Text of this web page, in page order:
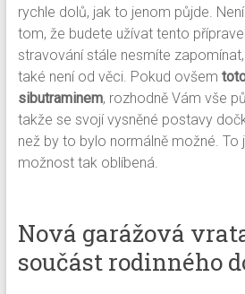
rychle dolů, jak to jenom půjde.
tom, že budete užívat tento
stravování stále nesmíte
také není od věci. Pokud ovšem
sibutraminem, rozhodně Vám vše
takže se svojí vysněné postavy
než by to bylo normálně možné.
možnost tak oblíbená.
Nová garážová
součást rodinného